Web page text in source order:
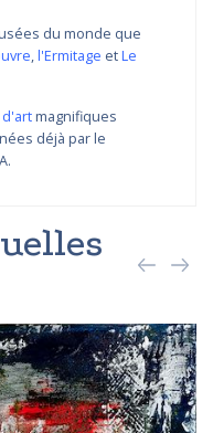
du monde que
,l'Ermitage etLe
magnifiques
déjà par le